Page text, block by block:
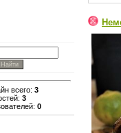
всего: 3
3
0